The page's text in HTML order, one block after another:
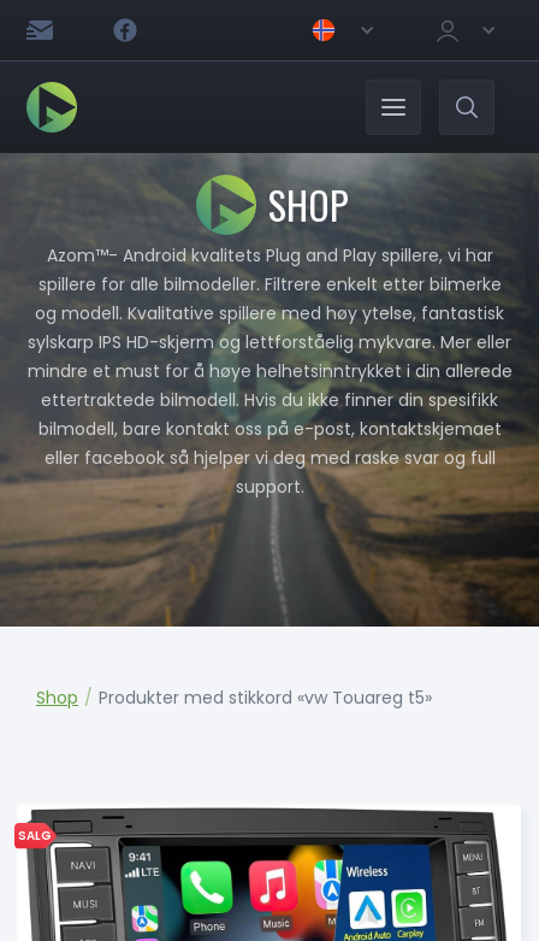
SHOP
Azom™- Android kvalitets Plug and Play spillere, vi har
spillere for alle bilmodeller. Filtrere enkelt etter bilmerke
og modell. Kvalitative spillere med høy ytelse, fantastisk
sylskarp IPS HD-skjerm og lettforståelig mykvare. Mer eller
mindre et must for å høye helhetsinntrykket i din allerede
ettertraktede bilmodell. Hvis du ikke finner din spesifikk
bilmodell, bare kontakt oss på e-post, kontaktskjemaet
eller facebook så hjelper vi deg med raske svar og full
support.
Shop / Produkter med stikkord «vw Touareg t5»
SALG